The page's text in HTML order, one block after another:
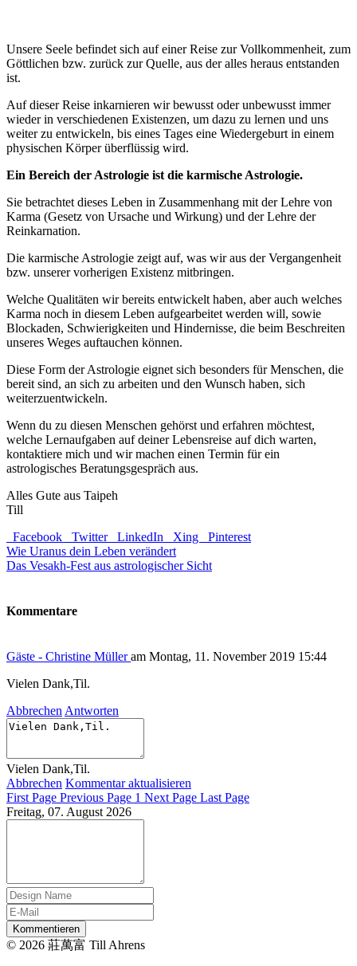
Unsere Seele befindet sich auf einer Reise zur Vollkommenheit, zum
Göttlichen bzw. zurück zur Quelle, aus der alles heraus entstanden
ist.
Auf dieser Reise inkarnieren wir bewusst oder unbewusst immer
wieder in verschiedenen Existenzen, um dazu zu lernen und uns
weiter zu entwickeln, bis eines Tages eine Wiedergeburt in einem
physischen Körper überflüssig wird.
Ein Bereich der Astrologie ist die karmische Astrologie.
Sie betrachtet dieses Leben in Zusammenhang mit der Lehre von
Karma (Gesetz von Ursache und Wirkung) und der Lehre der
Reinkarnation.
Die karmische Astrologie zeigt auf, was wir aus der Vergangenheit
bzw. unserer vorherigen Existenz mitbringen.
Welche Qualitäten wir bereits entwickelt haben, aber auch welches
Karma noch in diesem Leben aufgearbeitet werden will, sowie
Blockaden, Schwierigkeiten und Hindernisse, die beim Beschreiten
unseres Weges auftauchen können.
Diese Form der Astrologie eignet sich besonders für Menschen, die
bereit sind, an sich zu arbeiten und den Wunsch haben, sich
weiterzuentwickeln.
Wenn du zu diesen Menschen gehörst und erfahren möchtest,
welche Lernaufgaben auf deiner Lebensreise auf dich warten,
kontaktiere mich und wir machen einen Termin für ein
astrologisches Beratungsgespräch aus.
Alles Gute aus Taipeh
Till
Facebook
Twitter LinkedIn Xing
Pinterest
Wie Uranus dein Leben verändert
Das Vesakh-Fest aus astrologischer Sicht
Kommentare
Gäste - Christine Mülleram Montag, 11. November 2019 15:44
Vielen Dank,Til.
Abbrechen Antworten
Vielen Dank,Til.
Abbrechen Kommentar aktualisieren
First Page Previous Page 1 Next Page Last Page
Freitag, 07. August 2026
Kommentieren
© 2026 莊萬富 Till Ahrens